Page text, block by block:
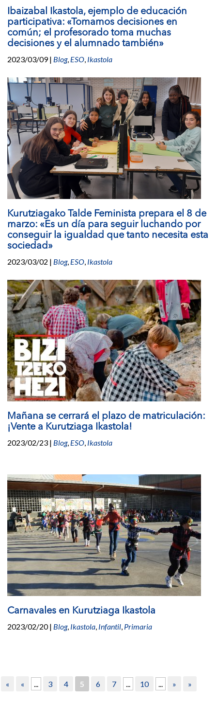
Ibaizabal Ikastola, ejemplo de educación
participativa: «Tomamos decisiones en
común; el profesorado toma muchas
decisiones y el alumnado también»
2023/03/09| Blog, ESO, Ikastola
Kurutziagako Talde Feminista prepara el 8 de
marzo: «Es un día para seguir luchando por
conseguir la igualdad que tanto necesita esta
sociedad»
2023/03/02 | Blog, ESO, Ikastola
Mañana se cerrará el plazo de matriculación:
¡Vente a Kurutziaga Ikastola!
2023/02/23 | Blog, ESO, Ikastola
Carnavales en Kurutziaga Ikastola
2023/02/20| Blog, Ikastola, Infantil, Primaria
« « ... 3 4 5 6 7 ... 10 ... » »